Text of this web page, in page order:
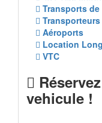
Transports
Aéroports
Location
VTC
vehicule !